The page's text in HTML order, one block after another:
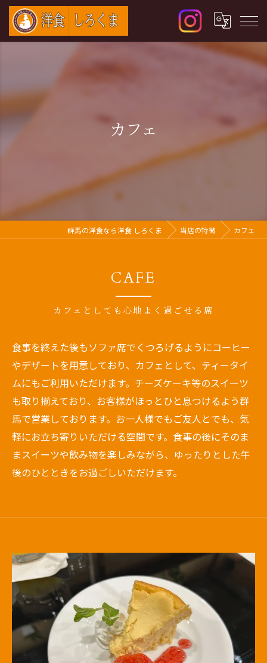
カフェ
群馬の洋食なら洋食 しろくま 当店の特徴 カフェ
カフェとしても心地よく過ごせる席
CAFE
食事を終えた後もソファ席でくつろげるようにコーヒー
やデザートを用意しており、カフェとして、ティータイ
ムにもご利用いただけます。チーズケーキ等のスイーツ
も取り揃えており、お客様がほっとひと息つけるよう群
馬で営業しております。お一人様でもご友人とでも、気
軽にお立ち寄りいただける空間です。食事の後にそのま
まスイーツや飲み物を楽しみながら、ゆったりとした午
後のひとときをお過ごしいただけます。